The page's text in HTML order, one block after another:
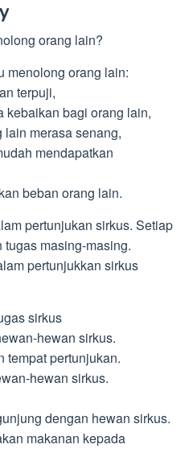
orang lain?
menolong orang lain:
terpuji,
kebaikan bagi orang lain,
lain merasa senang,
mendapatkan
beban orang lain.
pertunjukan sirkus. Setiap
masing-masing.
pertunjukkan sirkus
sirkus
hewan sirkus.
tempat pertunjukan.
hewan sirkus.
dengan hewan sirkus.
makanan kepada